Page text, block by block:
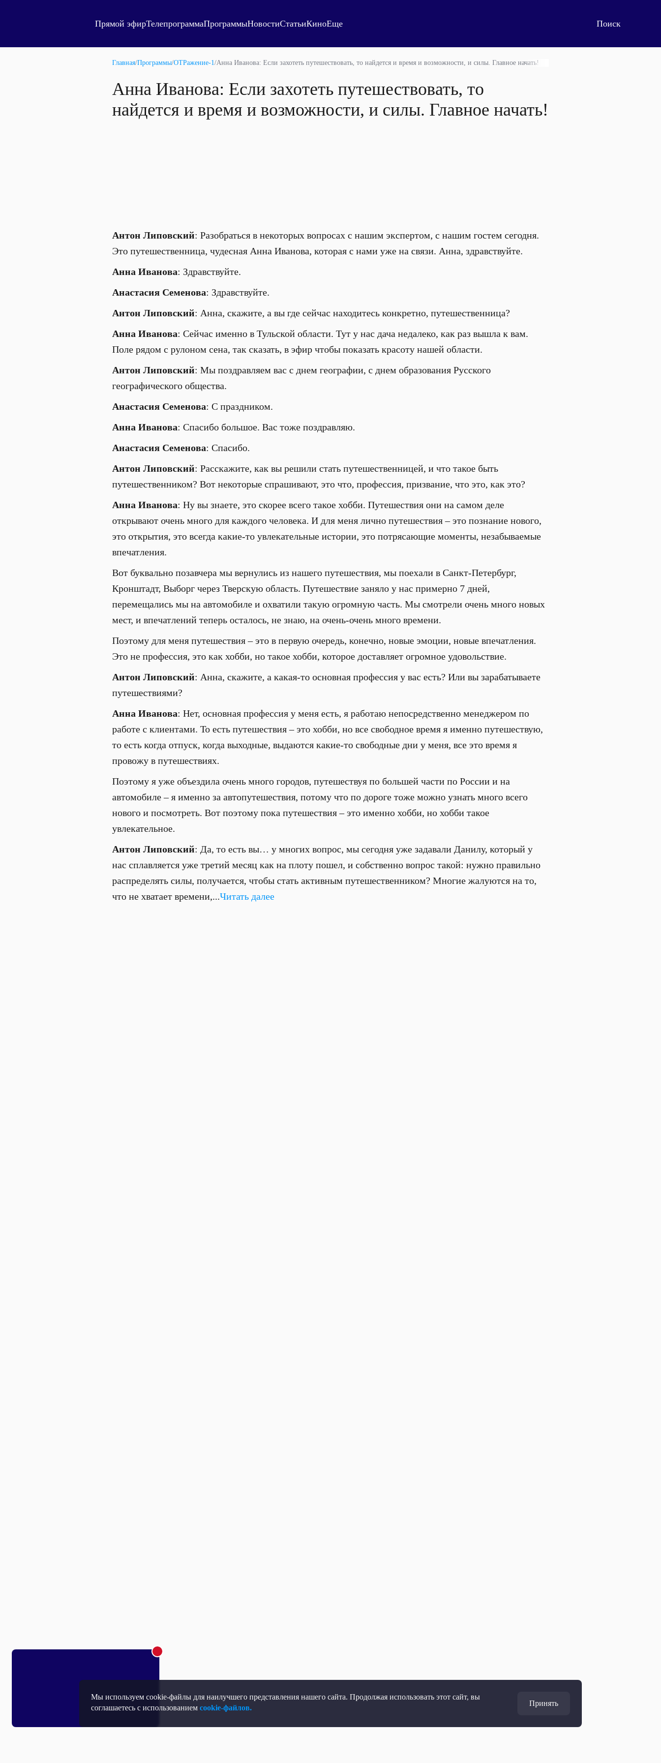
Мы используем cookie-файлы для наилучшего представления нашего сайта. Продолжая использовать этот сайт, вы
соглашаетесь с использованиемcookie-файлов.
Принять
Прямой эфирТелепрограммаПрограммыНовостиСтатьиКиноЕще
Главная/Программы/ОТРажение-1/Анна Иванова: Если захотеть путешествовать, то найдется и время и возможности, и силы. Главное начать!
Анна Иванова: Если захотеть путешествовать, то
найдется и время и возможности, и силы. Главное начать!
Антон Липовский: Разобраться в некоторых вопросах с нашим экспертом, с нашим гостем сегодня.
Это путешественница, чудесная Анна Иванова, которая с нами уже на связи. Анна, здравствуйте.
Анна Иванова: Здравствуйте.
Анастасия Семенова: Здравствуйте.
Антон Липовский: Анна, скажите, а вы где сейчас находитесь конкретно, путешественница?
Анна Иванова: Сейчас именно в Тульской области. Тут у нас дача недалеко, как раз вышла к вам.
Поле рядом с рулоном сена, так сказать, в эфир чтобы показать красоту нашей области.
Антон Липовский: Мы поздравляем вас с днем географии, с днем образования Русского
географического общества.
Анастасия Семенова: С праздником.
Анна Иванова: Спасибо большое. Вас тоже поздравляю.
Анастасия Семенова: Спасибо.
Антон Липовский: Расскажите, как вы решили стать путешественницей, и что такое быть
путешественником? Вот некоторые спрашивают, это что, профессия, призвание, что это, как это?
Анна Иванова: Ну вы знаете, это скорее всего такое хобби. Путешествия они на самом деле
открывают очень много для каждого человека. И для меня лично путешествия – это познание нового,
это открытия, это всегда какие-то увлекательные истории, это потрясающие моменты, незабываемые
впечатления.
Вот буквально позавчера мы вернулись из нашего путешествия, мы поехали в Санкт-Петербург,
Кронштадт, Выборг через Тверскую область. Путешествие заняло у нас примерно 7 дней,
перемещались мы на автомобиле и охватили такую огромную часть. Мы смотрели очень много новых
мест, и впечатлений теперь осталось, не знаю, на очень-очень много времени.
Поэтому для меня путешествия – это в первую очередь, конечно, новые эмоции, новые впечатления.
Это не профессия, это как хобби, но такое хобби, которое доставляет огромное удовольствие.
Антон Липовский: Анна, скажите, а какая-то основная профессия у вас есть? Или вы зарабатываете
путешествиями?
Анна Иванова: Нет, основная профессия у меня есть, я работаю непосредственно менеджером по
работе с клиентами. То есть путешествия – это хобби, но все свободное время я именно путешествую,
то есть когда отпуск, когда выходные, выдаются какие-то свободные дни у меня, все это время я
провожу в путешествиях.
Поэтому я уже объездила очень много городов, путешествуя по большей части по России и на
автомобиле – я именно за автопутешествия, потому что по дороге тоже можно узнать много всего
нового и посмотреть. Вот поэтому пока путешествия – это именно хобби, но хобби такое
увлекательное.
Антон Липовский: Да, то есть вы… у многих вопрос, мы сегодня уже задавали Данилу, который у
нас сплавляется уже третий месяц как на плоту пошел, и собственно вопрос такой: нужно правильно
распределять силы, получается, чтобы стать активным путешественником? Многие жалуются на то,
что не хватает времени,...Читать далее